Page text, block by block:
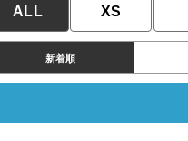
ALL XS
新着順